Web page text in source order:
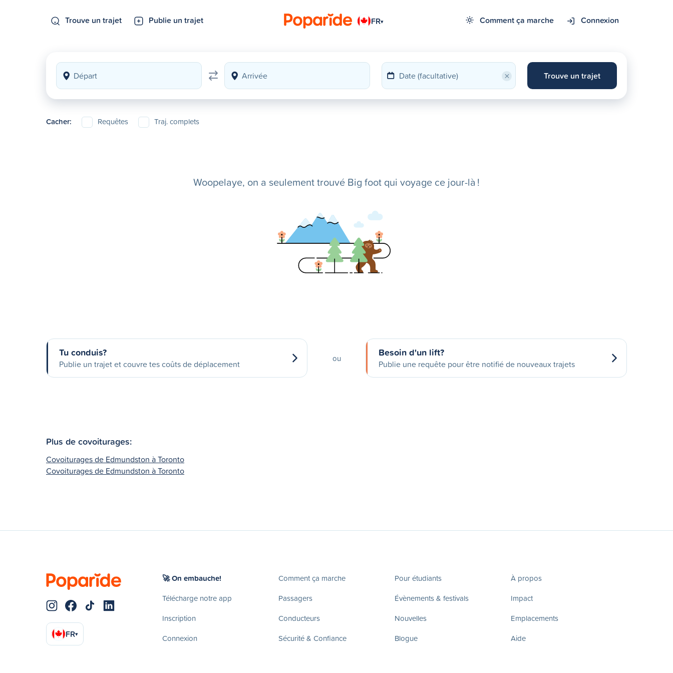
Trouve un trajet Publie un trajet FR▾ Comment ça marche Connexion
× Trouve un trajet
Cacher: Requêtes Traj. complets
Woopelaye, on a seulement trouvé Big foot qui voyage ce jour-là !
Tu conduis?
Publie un trajet et couvre tes coûts de déplacement
ou Besoin d'un lift?
Publie une requête pour être notifié de nouveaux trajets
Plus de covoiturages:
Covoiturages de Edmundston à Toronto
Covoiturages de Edmundston à Toronto
FR▾
🚀 On embauche!
Télécharge notre app
Inscription
Connexion
Comment ça marche
Passagers
Conducteurs
Sécurité & Confiance
Pour étudiants
Évènements & festivals
Nouvelles
Blogue
À propos
Impact
Emplacements
Aide